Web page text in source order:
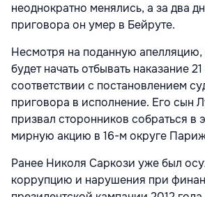
неоднократно менялись, а за два
приговора он умер в Бейруте.
Несмотря на поданную
будет начать отбывать наказание
соответствии с постановлением
приговора в исполнение. Его сын
призвал сторонников собраться в
мирную акцию в 16-м округе
Ранее Николя Саркози уже был
коррупцию и нарушения при